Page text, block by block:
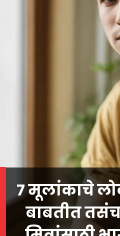
7 मूलांकाचे
बाबतीत